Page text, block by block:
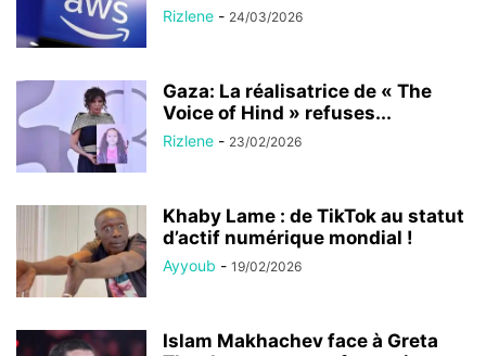
Rizlene - 24/03/2026
Gaza: La réalisatrice de « The
Voice of Hind » refuses...
Rizlene - 23/02/2026
Khaby Lame : de TikTok au statut
d’actif numérique mondial !
Ayyoub - 19/02/2026
Islam Makhachev face à Greta